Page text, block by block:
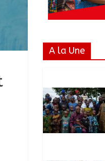
A la Une